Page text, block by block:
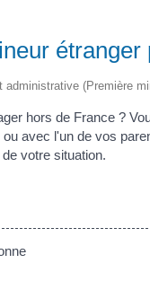
administrative (Première
hors de France ?
avec l'un de vos
votre situation.